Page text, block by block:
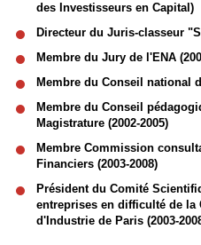
des Investisseurs en Capital)
Directeur du Juris-classeur
Membre du Jury de l'ENA
Membre du Conseil national
Membre du Conseil
Magistrature (2002-2005)
Membre Commission
Financiers (2003-2008)
Président du Comité
entreprises en difficulté de la
d'Industrie de Paris (2003-